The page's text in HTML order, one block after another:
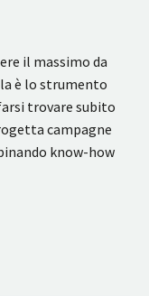
il massimo da
è lo strumento
trovare subito
campagne
know-how